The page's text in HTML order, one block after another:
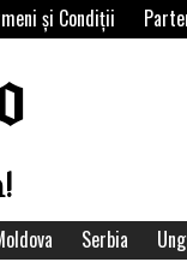
şi Condiţii
Serbia